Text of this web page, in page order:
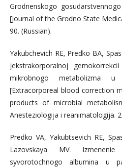
Grodnenskogo
[Journal of the Grodno State
90. (Russian).
Yakubchevich RE, Predko BA,
jekstrakorporalnoj
mikrobnogo metabolizma
[Extracorporeal blood correction
products of microbial
Anesteziologija i reanimatologija.
Predko VA, Yakubtsevich RE,
Lazovskaya MV. Izmenenie
syvorotochnogo albumina u